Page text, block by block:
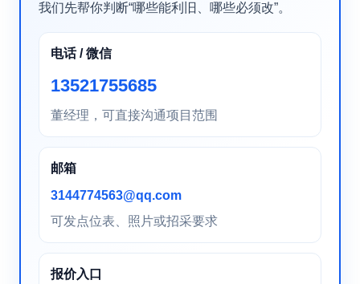
我们先帮你判断“哪些能利旧、哪些必须改”。
电话 / 微信
13521755685
董经理，可直接沟通项目范围
邮箱
3144774563@qq.com
可发点位表、照片或招采要求
报价入口